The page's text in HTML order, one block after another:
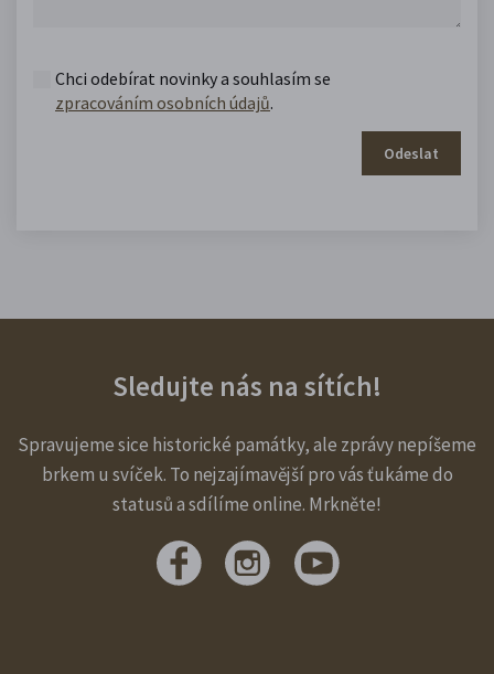
Chci odebírat novinky a souhlasím se
zpracováním osobních údajů.
Odeslat
Sledujte nás na sítích!
Spravujeme sice historické památky, ale zprávy nepíšeme
brkem u svíček. To nejzajímavější pro vás ťukáme do
statusů a sdílíme online. Mrkněte!